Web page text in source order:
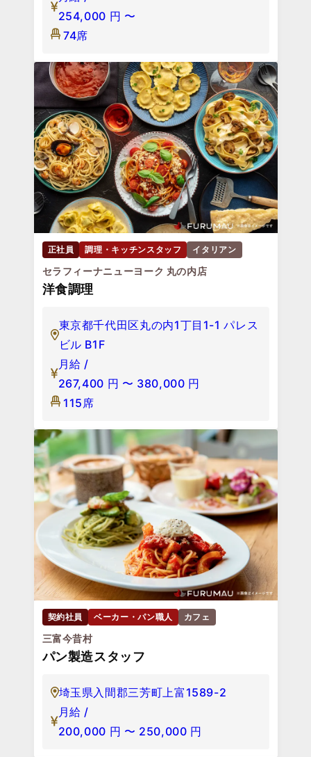
254,000 円 〜
74席
正社員 調理・キッチンスタッフ イタリアン
セラフィーナニューヨーク 丸の内店
洋食調理
東京都千代田区丸の内1丁目1-1 パレス
ビル B1F
月給 /
267,400 円 〜 380,000 円
115席
契約社員 ベーカー・パン職人 カフェ
三富今昔村
パン製造スタッフ
埼玉県入間郡三芳町上富1589-2
月給 /
200,000 円 〜 250,000 円